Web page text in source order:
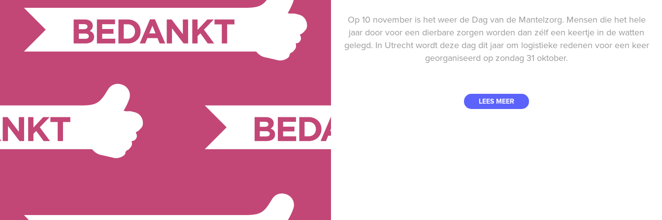
Op 10 november is het weer de Dag van de Mantelzorg. Mensen die het hele
jaar door voor een dierbare zorgen worden dan zélf een keertje in de watten
gelegd. In Utrecht wordt deze dag dit jaar om logistieke redenen voor een keer
georganiseerd op zondag 31 oktober.
LEES MEER